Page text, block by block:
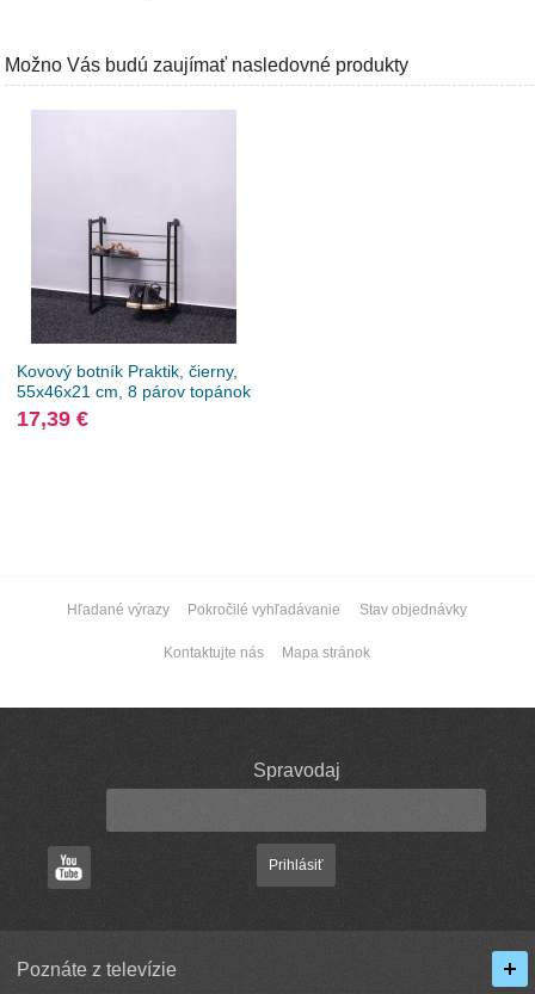
Možno Vás budú zaujímať nasledovné produkty
Kovový botník Praktik, čierny,
55x46x21 cm, 8 párov topánok
17,39 €
Hľadané výrazy Pokročilé vyhľadávanie Stav objednávky
Kontaktujte nás Mapa stránok
Spravodaj
Prihlásiť
Poznáte z televízie